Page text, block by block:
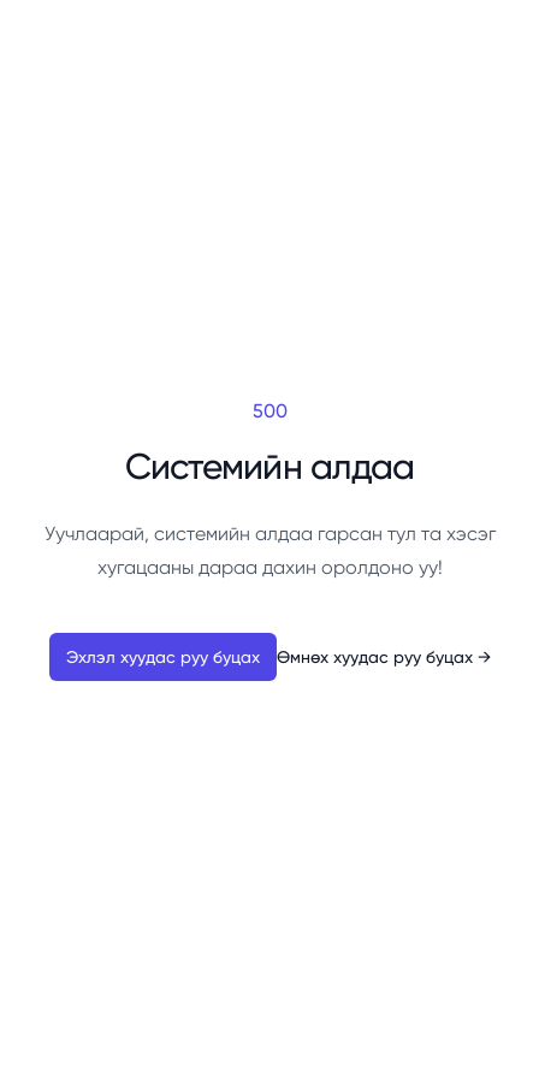
500
Системийн алдаа
Уучлаарай, системийн алдаа гарсан тул та хэсэг
хугацааны дараа дахин оролдоно уу!
Эхлэл хуудас руу буцах Өмнөх хуудас руу буцах →